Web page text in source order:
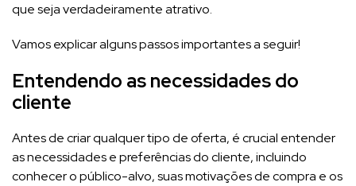
que seja verdadeiramente atrativo.
Vamos explicar alguns passos importantes a seguir!
Entendendo as necessidades do
cliente
Antes de criar qualquer tipo de oferta, é crucial entender
as necessidades e preferências do cliente, incluindo
conhecer o público-alvo, suas motivações de compra e os